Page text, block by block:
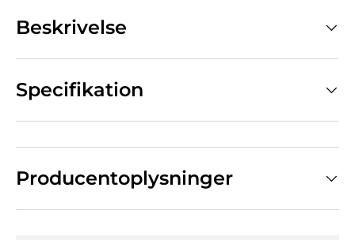
Beskrivelse
Specifikation
Producentoplysninger